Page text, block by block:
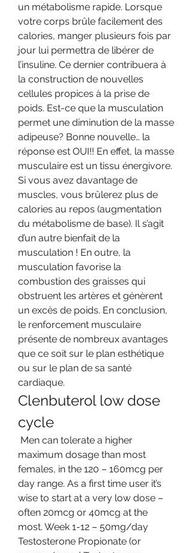
un métabolisme rapide. Lorsque
votre corps brûle facilement des
calories, manger plusieurs fois par
jour lui permettra de libérer de
l’insuline. Ce dernier contribuera à
la construction de nouvelles
cellules propices à la prise de
poids. Est-ce que la musculation
permet une diminution de la masse
adipeuse? Bonne nouvelle… la
réponse est OUI!! En effet, la masse
musculaire est un tissu énergivore.
Si vous avez davantage de
muscles, vous brûlerez plus de
calories au repos (augmentation
du métabolisme de base). Il s’agit
d’un autre bienfait de la
musculation ! En outre, la
musculation favorise la
combustion des graisses qui
obstruent les artères et génèrent
un excès de poids. En conclusion,
le renforcement musculaire
présente de nombreux avantages
que ce soit sur le plan esthétique
ou sur le plan de sa santé
cardiaque.
Clenbuterol low dose
cycle
maximum dosage than most
females, in the 120 – 160mcg per
day range. As a first time user it’s
wise to start at a very low dose –
often 20mcg or 40mcg at the
most. Week 1-12 – 50mg/day
Testosterone Propionate (or